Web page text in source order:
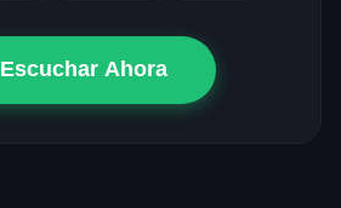
Escuchar Ahora